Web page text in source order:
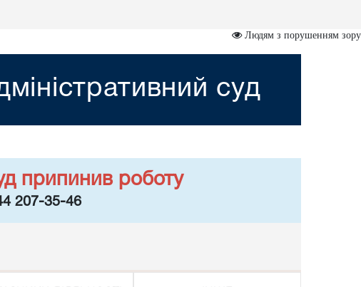
Людям з порушенням зору
суд
припинив роботу
207-35-46